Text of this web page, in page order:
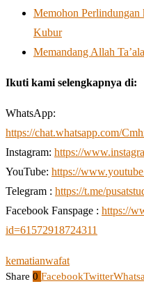
Memohon Perlindungan
Kubur
Memandang Allah
Ikuti kami selengkapnya di:
WhatsApp:
https://chat.whatsapp.com/
Instagram: https://
YouTube: https://
Telegram : https://t.me/
Facebook Fanspage : https://
id=61572918724311
kematianwafat
Share 0 FacebookTwitter